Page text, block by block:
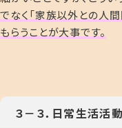
でなく 「家族以外との人
もらうことが大事です。
３－３．日常生活活